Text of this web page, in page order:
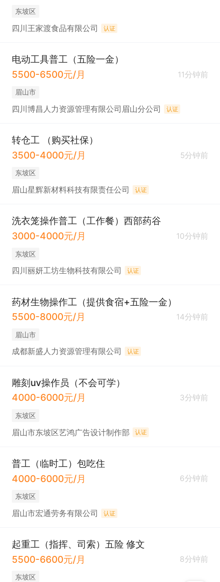
东坡区
四川王家渡食品有限公司 认证
电动工具普工（五险一金）
5500-6500元/月
11分钟前
眉山市
四川博昌人力资源管理有限公司眉山分公司 认证
转仓工 （购买社保）
3500-4000元/月
5分钟前
东坡区
眉山星辉新材料科技有限责任公司 认证
洗衣笼操作普工（工作餐）西部药谷
3000-4000元/月
10分钟前
东坡区
四川丽妍工坊生物科技有限公司 认证
药材生物操作工（提供食宿+五险一金）
5500-8000元/月
14分钟前
眉山市
成都新盛人力资源管理有限公司 认证
雕刻uv操作员（不会可学）
4000-6000元/月
3分钟前
东坡区
眉山市东坡区艺鸿广告设计制作部 认证
普工（临时工）包吃住
4000-6000元/月
6分钟前
东坡区
眉山市宏通劳务有限公司 认证
起重工（指挥、司索）五险 修文
5500-6600元/月
8分钟前
东坡区